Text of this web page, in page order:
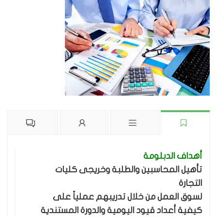
أهداف الدبلومة
تأهيل المحاسبين والطلبة وخريجى كليات
التجارة
لسوق العمل من خلال تدريبهم عملياً على
كيفية أعداد قيود اليومية والدورة المستندية